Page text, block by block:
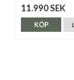
11.990 SEK
KÖP